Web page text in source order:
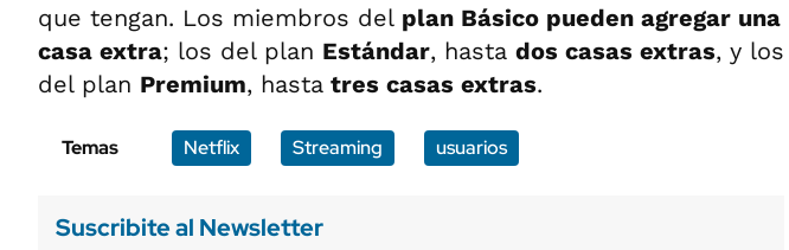
que tengan. Los miembros del plan Básico pueden agregar una
casa extra; los del plan Estándar, hasta dos casas extras, y los
del plan Premium, hasta tres casas extras.
Temas Netflix Streaming usuarios
Suscribite al Newsletter